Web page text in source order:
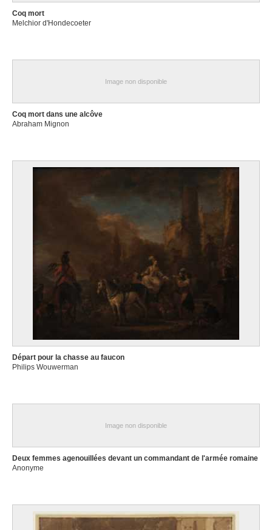
Coq mort
Melchior d'Hondecoeter
Image non disponible
Coq mort dans une alcôve
Abraham Mignon
Départ pour la chasse au faucon
Philips Wouwerman
Image non disponible
Deux femmes agenouillées devant un commandant de l'armée romaine
Anonyme